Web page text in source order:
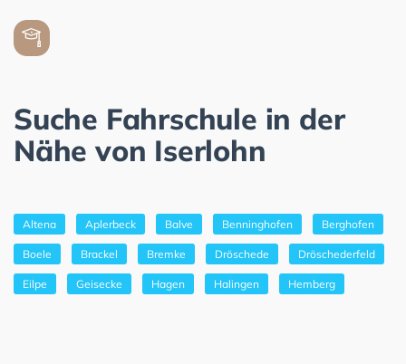
Suche Fahrschule in der
Nähe von Iserlohn
Altena Aplerbeck Balve Benninghofen Berghofen
Boele Brackel Bremke Dröschede Dröschederfeld
Eilpe Geisecke Hagen Halingen Hemberg